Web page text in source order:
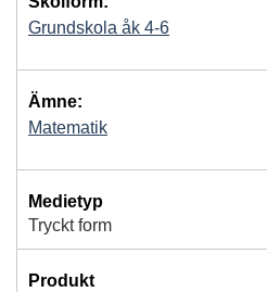
Grundskola åk 4-6
Ämne:
Matematik
Medietyp
Tryckt form
Produkt